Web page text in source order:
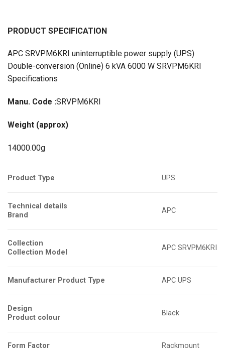
PRODUCT SPECIFICATION
APC SRVPM6KRI uninterruptible power supply (UPS)
Double-conversion (Online) 6 kVA 6000 W SRVPM6KRI
Specifications
Manu. Code :SRVPM6KRI
Weight (approx)
14000.00g
Product Type UPS
Technical details
Brand
APC
Collection
Collection Model
APC SRVPM6KRI
Manufacturer Product Type APC UPS
Design
Product colour
Black
Form Factor Rackmount